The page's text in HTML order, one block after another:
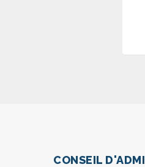
CONSEIL